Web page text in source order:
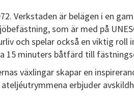
Verkstaden är belägen i en
som är med på
och spelar också en viktig
15 minuters båtfärd till
växlingar skapar en
ateljéutrymmena erbjuder